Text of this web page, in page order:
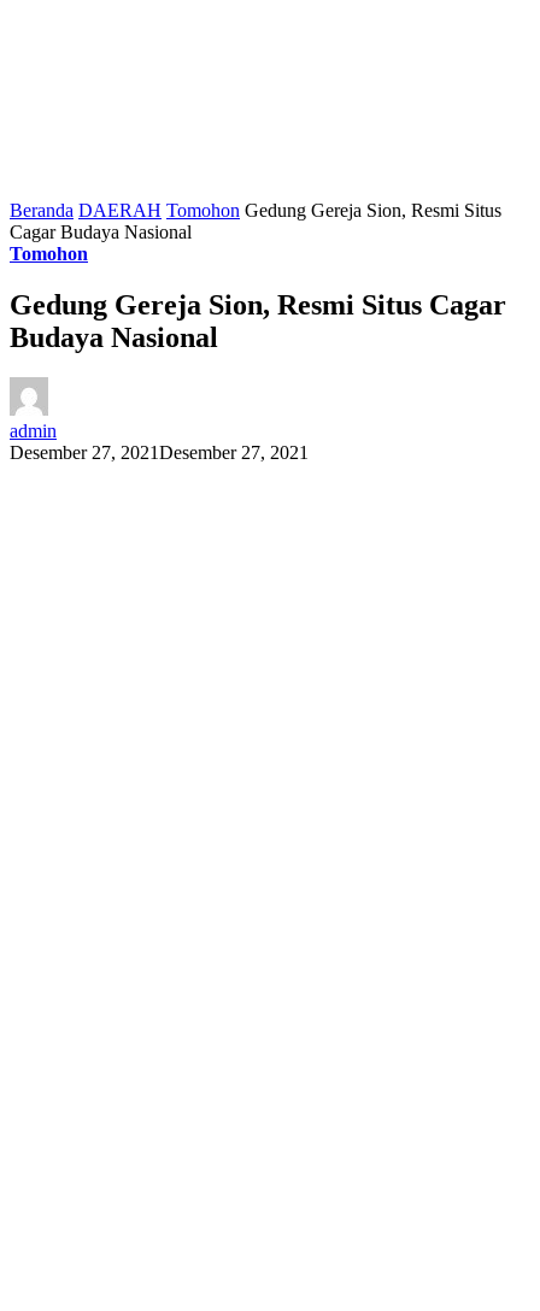
Beranda DAERAH Tomohon Gedung Gereja Sion, Resmi Situs
Cagar Budaya Nasional
Tomohon
Gedung Gereja Sion, Resmi Situs Cagar
Budaya Nasional
admin
Desember 27, 2021Desember 27, 2021